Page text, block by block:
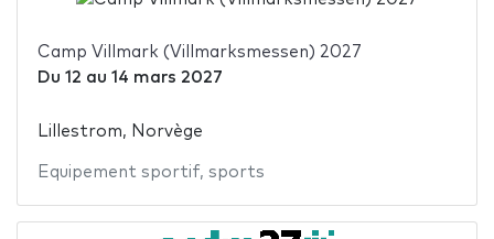
Camp Villmark (Villmarksmessen) 2027
Du 12 au 14 mars 2027
Lillestrom, Norvège
Equipement sportif, sports